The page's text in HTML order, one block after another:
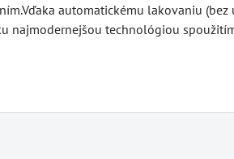
automatickému lakovaniu (bez
najmodernejšou technológiou